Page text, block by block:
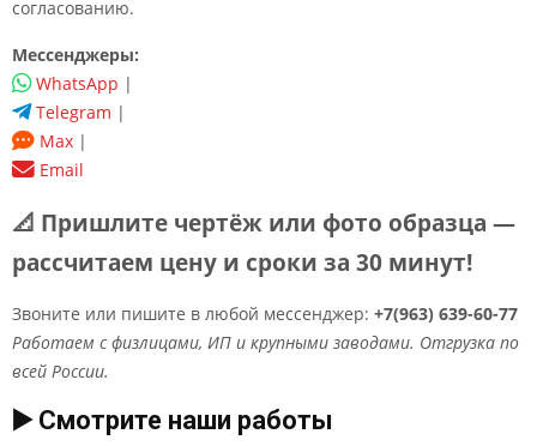
согласованию.
Мессенджеры:
WhatsApp |
Telegram |
Max |
Email
📐 Пришлите чертёж или фото образца —
рассчитаем цену и сроки за 30 минут!
Звоните или пишите в любой мессенджер: +7(963) 639-60-77
Работаем с физлицами, ИП и крупными заводами. Отгрузка по
всей России.
▶️ Смотрите наши работы